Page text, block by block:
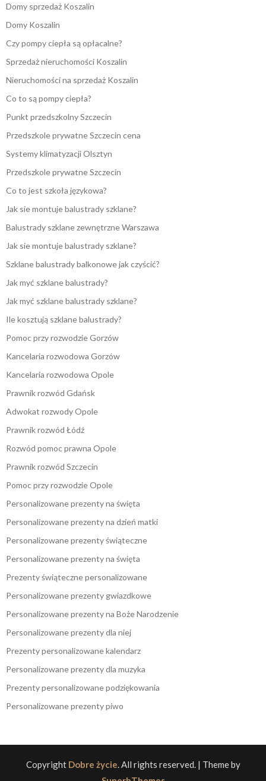
Domy sprzedaż Koszalin
Domy Koszalin
Czy pompy ciepła są opłacalne?
Sprzedaż nieruchomości Koszalin
Nieruchomości na sprzedaż Koszalin
Co to są pompy ciepła?
Punkt przedszkolny Szczecin
Przedszkole prywatne Szczecin cena
Systemy klimatyzacji Olsztyn
Przedszkole prywatne Szczecin
Co to jest szkoła językowa?
Jak sie montuje balustrady szklane?
Balustrady szklane zewnętrzne Warszawa
Jak sie montuje balustrady szklane?
Szklane balustrady balkonowe jak czyścić?
Jak myć szklane balustrady?
Jak myć szklane balustrady szklane?
Ile kosztują szklane balustrady?
Pomoc przy rozwodzie Gorzów
Kancelaria rozwodowa Gorzów
Kancelaria rozwodowa Opole
Prawnik rozwód Gdańsk
Adwokat rozwody Opole
Prawnik rozwód Łódź
Rozwód pomoc prawna Opole
Prawnik rozwód Szczecin
Pomoc przy rozwodzie Opole
Personalizowane prezenty na święta
Personalizowane prezenty na dzień matki
Personalizowane prezenty świąteczne
Personalizowane prezenty na święta
Prezenty świąteczne personalizowane
Personalizowane prezenty gwiazdkowe
Personalizowane prezenty na Boże Narodzenie
Personalizowane prezenty dla niej
Prezenty personalizowane kalendarz
Personalizowane prezenty dla muzyka
Prezenty personalizowane podziękowania
Personalizowane prezenty piwo
Copyright Dobre życie. All rights reserved. | Theme by